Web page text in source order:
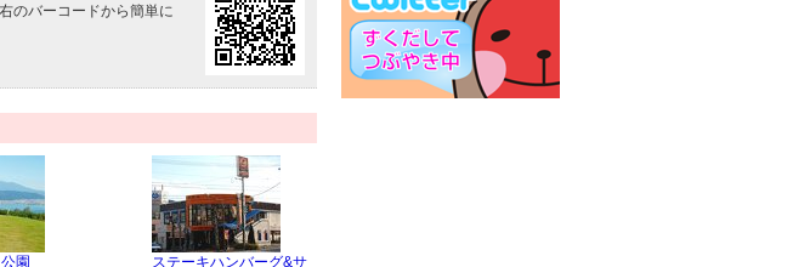
のバーコードから簡単に
園 ステーキハンバーグ&サ